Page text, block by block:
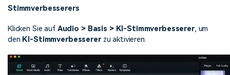
Stimmverbesserers
Klicken Sie auf Audio > Basis > KI-Stimmverbesserer, um
den KI-Stimmverbessererzu aktivieren.